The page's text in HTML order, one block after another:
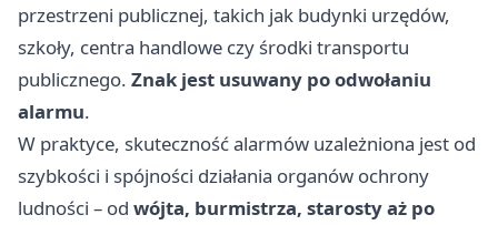
przestrzeni publicznej, takich jak budynki urzędów,
szkoły, centra handlowe czy środki transportu
publicznego. Znak jest usuwany po odwołaniu
alarmu.
W praktyce, skuteczność alarmów uzależniona jest od
szybkości i spójności działania organów ochrony
ludności – od wójta, burmistrza, starosty aż po